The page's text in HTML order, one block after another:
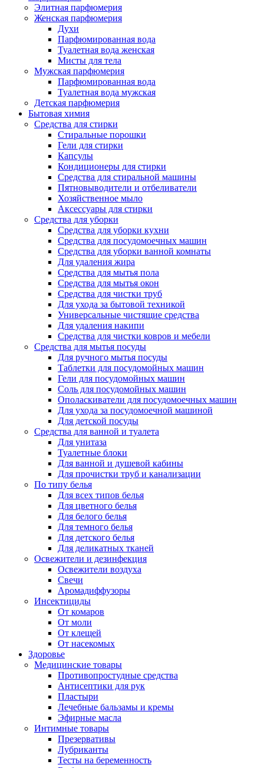
Элитная парфюмерия
Женская парфюмерия
Духи
Парфюмированная вода
Туалетная вода женская
Мисты для тела
Мужская парфюмерия
Парфюмированная вода
Туалетная вода мужская
Детская парфюмерия
Бытовая химия
Средства для стирки
Стиральные порошки
Гели для стирки
Капсулы
Кондиционеры для стирки
Средства для стиральной машины
Пятновыводители и отбеливатели
Хозяйственное мыло
Аксессуары для стирки
Средства для уборки
Средства для уборки кухни
Средства для посудомоечных машин
Средства для уборки ванной комнаты
Для удаления жира
Средства для мытья пола
Средства для мытья окон
Средства для чистки труб
Для ухода за бытовой техникой
Универсальные чистящие средства
Для удаления накипи
Средства для чистки ковров и мебели
Средства для мытья посуды
Для ручного мытья посуды
Таблетки для посудомойных машин
Гели для посудомойных машин
Соль для посудомойных машин
Ополаскиватели для посудомоечных машин
Для ухода за посудомоечной машиной
Для детской посуды
Средства для ванной и туалета
Для унитаза
Туалетные блоки
Для ванной и душевой кабины
Для прочистки труб и канализации
По типу белья
Для всех типов белья
Для цветного белья
Для белого белья
Для темного белья
Для детского белья
Для деликатных тканей
Освежители и дезинфекция
Освежители воздуха
Свечи
Аромадиффузоры
Инсектициды
От комаров
От моли
От клещей
От насекомых
Здоровье
Медицинские товары
Противопростудные средства
Антисептики для рук
Пластыри
Лечебные бальзамы и кремы
Эфирные масла
Интимные товары
Презервативы
Лубриканты
Тесты на беременность